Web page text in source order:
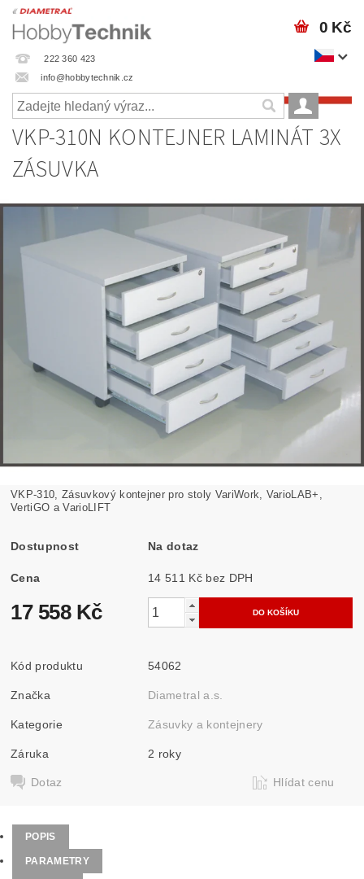
222 360 423
info@hobbytechnik.cz
0 Kč
VKP-310N KONTEJNER LAMINÁT 3X
ZÁSUVKA
VKP-310, Zásuvkový kontejner pro stoly VariWork, VarioLAB+,
VertiGO a VarioLIFT
Dostupnost Na dotaz
Cena 14 511 Kč bez DPH
17 558 Kč
Kód produktu 54062
Značka Diametral a.s.
Kategorie Zásuvky a kontejnery
Záruka 2 roky
Dotaz Hlídat cenu
POPIS
PARAMETRY